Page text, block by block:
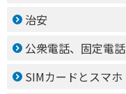
治安
公衆電話、固定電話
SIMカードとスマホ